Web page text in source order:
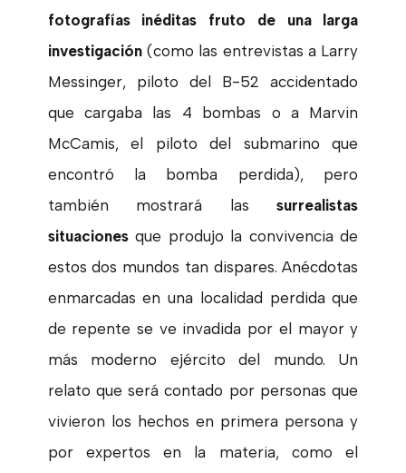
fotografías inéditas fruto de una larga
investigación (como las entrevistas a Larry
Messinger, piloto del B-52 accidentado
que cargaba las 4 bombas o a Marvin
McCamis, el piloto del submarino que
encontró la bomba perdida), pero
también mostrará las
surrealistas
situaciones que produjo la convivencia de
estos dos mundos tan dispares. Anécdotas
enmarcadas en una localidad perdida que
de repente se ve invadida por el mayor y
más moderno ejército del mundo. Un
relato que será contado por personas que
vivieron los hechos en primera persona y
por expertos en la materia, como el